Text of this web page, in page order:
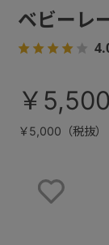
ベビーレ
￥5,500
￥5,000（税抜）